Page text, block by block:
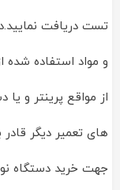
تست دریافت
از مواقع پرینتر و
های تعمیر دیگر
جهت خرید دستگاه نو